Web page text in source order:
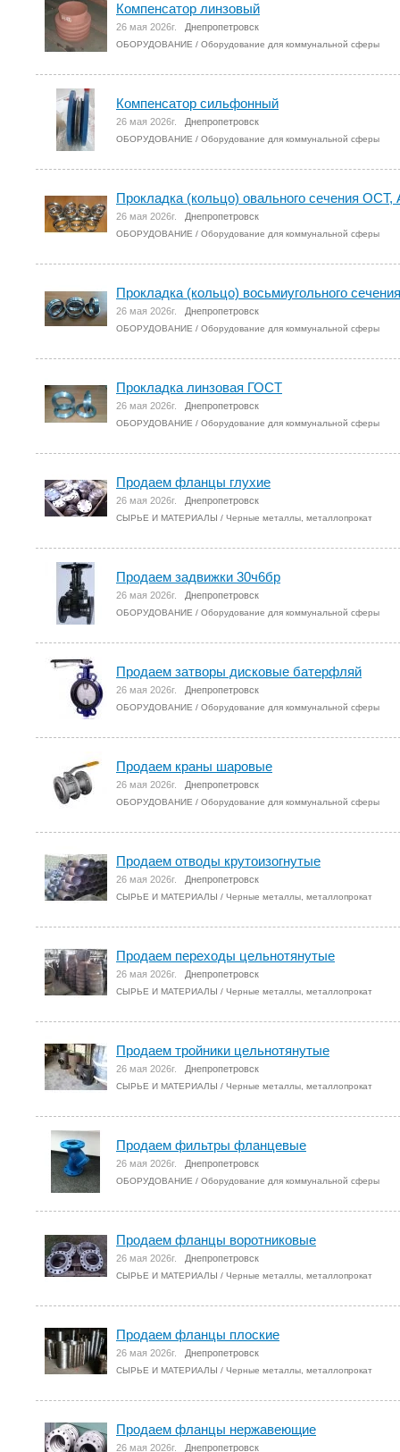
Компенсатор линзовый
26 мая 2026г. Днепропетровск
ОБОРУДОВАНИЕ / Оборудование для коммунальной сферы
Компенсатор сильфонный
26 мая 2026г. Днепропетровск
ОБОРУДОВАНИЕ / Оборудование для коммунальной сферы
Прокладка (кольцо) овального сечения ОСТ,
26 мая 2026г. Днепропетровск
ОБОРУДОВАНИЕ / Оборудование для коммунальной сферы
Прокладка (кольцо) восьмиугольного
26 мая 2026г. Днепропетровск
ОБОРУДОВАНИЕ / Оборудование для коммунальной сферы
Прокладка линзовая ГОСТ
26 мая 2026г. Днепропетровск
ОБОРУДОВАНИЕ / Оборудование для коммунальной сферы
Продаем фланцы глухие
26 мая 2026г. Днепропетровск
СЫРЬЕ И МАТЕРИАЛЫ / Черные металлы, металлопрокат
Продаем задвижки 30ч6бр
26 мая 2026г. Днепропетровск
ОБОРУДОВАНИЕ / Оборудование для коммунальной сферы
Продаем затворы дисковые батерфляй
26 мая 2026г. Днепропетровск
ОБОРУДОВАНИЕ / Оборудование для коммунальной сферы
Продаем краны шаровые
26 мая 2026г. Днепропетровск
ОБОРУДОВАНИЕ / Оборудование для коммунальной сферы
Продаем отводы крутоизогнутые
26 мая 2026г. Днепропетровск
СЫРЬЕ И МАТЕРИАЛЫ / Черные металлы, металлопрокат
Продаем переходы цельнотянутые
26 мая 2026г. Днепропетровск
СЫРЬЕ И МАТЕРИАЛЫ / Черные металлы, металлопрокат
Продаем тройники цельнотянутые
26 мая 2026г. Днепропетровск
СЫРЬЕ И МАТЕРИАЛЫ / Черные металлы, металлопрокат
Продаем фильтры фланцевые
26 мая 2026г. Днепропетровск
ОБОРУДОВАНИЕ / Оборудование для коммунальной сферы
Продаем фланцы воротниковые
26 мая 2026г. Днепропетровск
СЫРЬЕ И МАТЕРИАЛЫ / Черные металлы, металлопрокат
Продаем фланцы плоские
26 мая 2026г. Днепропетровск
СЫРЬЕ И МАТЕРИАЛЫ / Черные металлы, металлопрокат
Продаем фланцы нержавеющие
26 мая 2026г. Днепропетровск